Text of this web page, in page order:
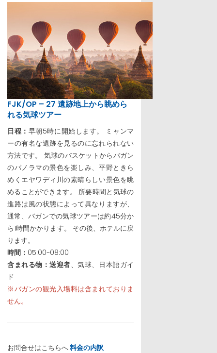
FJK/OP – 27 遺跡地上から眺めら
れる気球ツアー
日程： 早朝5時に開始します。 ミャンマ
ーの有名な遺跡を見るのに忘れられない
方法です。 気球のバスケットからバガン
のパノラマの景色を楽しみ、平野ときら
めくエヤワディ川の素晴らしい景色を眺
めることができます。 所要時間と気球の
進路は風の状態によって異なりますが、
通常、バガンでの気球ツアーは約45分か
ら1時間かかります。 その後、ホテルに戻
ります。
時間： 05:00~08:00
含まれる物：送迎者、気球、日本語ガイ
ド
※バガンの観光入場料は含まれておりま
せん。
お問合せはこちらへ料金の内訳